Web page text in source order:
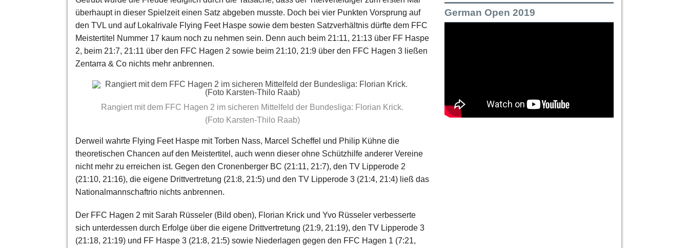
überhaupt in dieser Spielzeit einen Satz abgeben musste. Doch bei vier Punkten Vorsprung auf
den TVL und auf Lokalrivale Flying Feet Haspe sowie dem besten Satzverhältnis dürfte dem FFC
Meistertitel Nummer 17 kaum noch zu nehmen sein. Denn auch beim 21:11, 21:13 über FF Haspe
2, beim 21:7, 21:11 über den FFC Hagen 2 sowie beim 21:10, 21:9 über den FFC Hagen 3 ließen
Zentarra & Co nichts mehr anbrennen.
Rangiert mit dem FFC Hagen 2 im sicheren Mittelfeld der Bundesliga: Florian Krick.
(Foto Karsten-Thilo Raab)
Derweil wahrte Flying Feet Haspe mit Torben Nass, Marcel Scheffel und Philip Kühne die
theoretischen Chancen auf den Meistertitel, auch wenn dieser ohne Schützhilfe anderer Vereine
nicht mehr zu erreichen ist. Gegen den Cronenberger BC (21:11, 21:7), den TV Lipperode 2
(21:10, 21:16), die eigene Drittvertretung (21:8, 21:5) und den TV Lipperode 3 (21:4, 21:4) ließ das
Nationalmannschaftrio nichts anbrennen.
Der FFC Hagen 2 mit Sarah Rüsseler (Bild oben), Florian Krick und Yvo Rüsseler verbesserte
sich unterdessen durch Erfolge über die eigene Drittvertretung (21:9, 21:19), den TV Lipperode 3
(21:18, 21:19) und FF Haspe 3 (21:8, 21:5) sowie Niederlagen gegen den FFC Hagen 1 (7:21,
German Open 2019